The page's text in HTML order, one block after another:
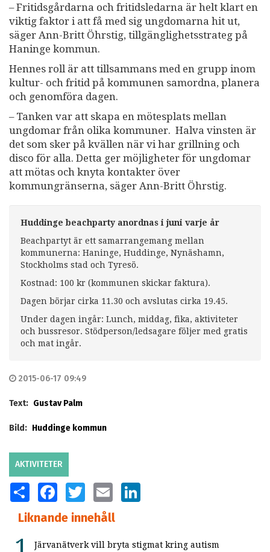
– Fritidsgårdarna och fritidsledarna är helt klart en
viktig faktor i att få med sig ungdomarna hit ut,
säger Ann-Britt Öhrstig, tillgänglighetsstrateg på
Haninge kommun.
Hennes roll är att tillsammans med en grupp inom
kultur- och fritid på kommunen samordna, planera
och genomföra dagen.
– Tanken var att skapa en mötesplats mellan
ungdomar från olika kommuner. Halva vinsten är
det som sker på kvällen när vi har grillning och
disco för alla. Detta ger möjligheter för ungdomar
att mötas och knyta kontakter över
kommungränserna, säger Ann-Britt Öhrstig.
Huddinge beachparty anordnas i juni varje år
Beachpartyt är ett samarrangemang mellan
kommunerna: Haninge, Huddinge, Nynäshamn,
Stockholms stad och Tyresö.
Kostnad: 100 kr (kommunen skickar faktura).
Dagen börjar cirka 11.30 och avslutas cirka 19.45.
Under dagen ingår: Lunch, middag, fika, aktiviteter
och bussresor. Stödperson/ledsagare följer med gratis
och mat ingår.
2015-06-17 09:49
Text: Gustav Palm
Bild: Huddinge kommun
AKTIVITETER
SHARE FACEBOOKTWITTER EMAIL
Liknande innehåll
Järvanätverk vill bryta stigmat kring autism